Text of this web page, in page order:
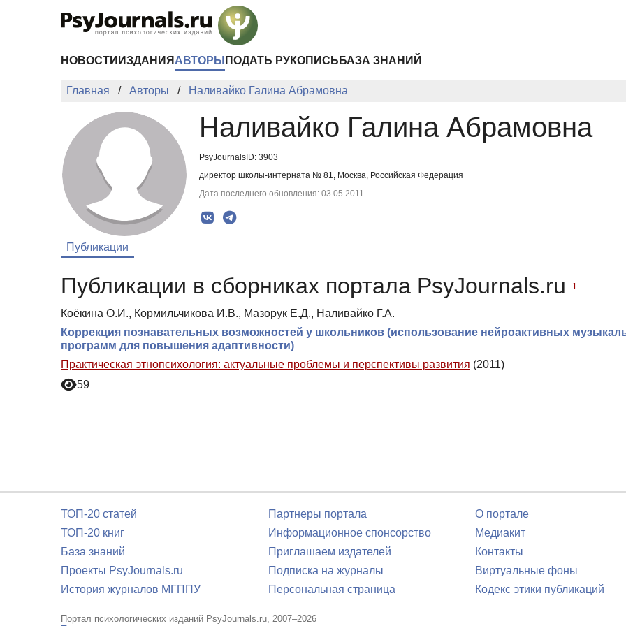
НОВОСТИ ИЗДАНИЯ АВТОРЫ ПОДАТЬ РУКОПИСЬ БАЗА ЗНАНИЙ
Главная Авторы Наливайко Галина Абрамовна
Наливайко Галина Абрамовна
PsyJournalsID: 3903
директор школы-интерната № 81, Москва, Российская Федерация
Дата последнего обновления: 03.05.2011
Публикации
Публикации в сборниках портала PsyJournals.ru 1
Коёкина О.И., Кормильчикова И.В., Мазорук Е.Д., Наливайко Г.А.
Коррекция познавательных возможностей у школьников (использование нейроактивных
программ для повышения адаптивности)
Практическая этнопсихология: актуальные проблемы и перспективы развития (2011)
59
ТОП-20 статей
ТОП-20 книг
База знаний
Проекты PsyJournals.ru
История журналов МГППУ
Партнеры портала
Информационное спонсорство
Приглашаем издателей
Подписка на журналы
Персональная страница
О портале
Медиакит
Контакты
Виртуальные фоны
Кодекс этики публикаций
Портал психологических изданий PsyJournals.ru, 2007–2026